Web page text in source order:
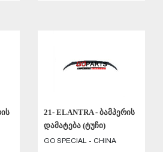
21- ELANTRA - ბამპერის
დამატება (ტუჩი)
GO SPECIAL - CHINA